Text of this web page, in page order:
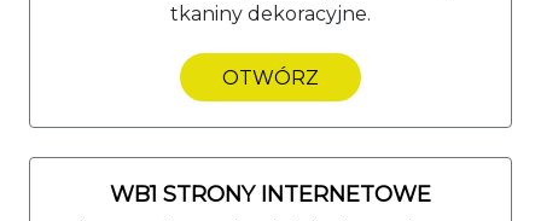
tkaniny dekoracyjne.
OTWÓRZ
WB1 STRONY INTERNETOWE